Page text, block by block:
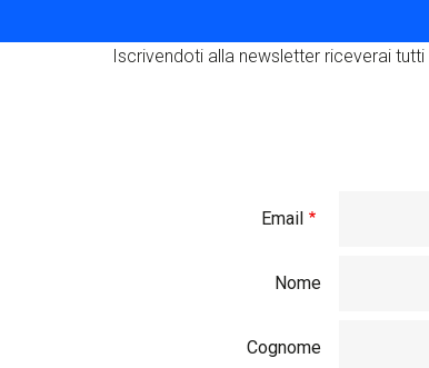
Iscrivendoti alla newsletter riceverai
Email
Nome
Cognome